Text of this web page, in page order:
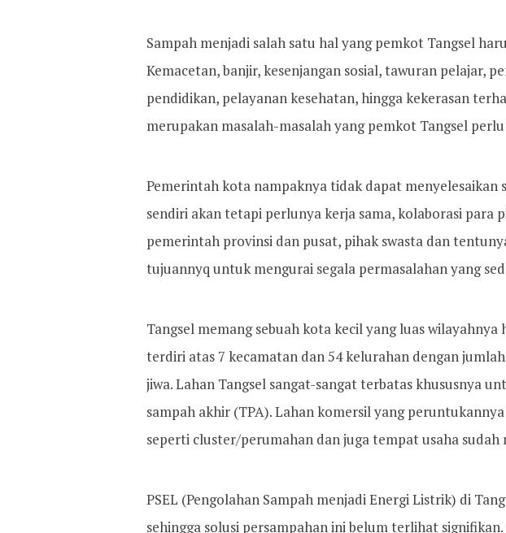
Sampah menjadi salah satu hal yang pemkot Tangsel
Kemacetan, banjir, kesenjangan sosial, tawuran pelajar,
pendidikan, pelayanan kesehatan, hingga kekerasan
merupakan masalah-masalah yang pemkot Tangsel perlu
Pemerintah kota nampaknya tidak dapat menyelesaikan
sendiri akan tetapi perlunya kerja sama, kolaborasi para
pemerintah provinsi dan pusat, pihak swasta dan
tujuannyq untuk mengurai segala permasalahan yang
Tangsel memang sebuah kota kecil yang luas wilayahnya
terdiri atas 7 kecamatan dan 54 kelurahan dengan
jiwa. Lahan Tangsel sangat-sangat terbatas khususnya
sampah akhir (TPA). Lahan komersil yang
seperti cluster/perumahan dan juga tempat usaha sudah
PSEL (Pengolahan Sampah menjadi Energi Listrik) di
sehingga solusi persampahan ini belum terlihat